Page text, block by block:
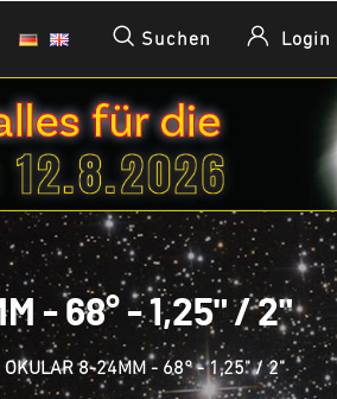
Suchen Login
- 68° - 1,25" / 2"
OKULAR 8-24MM - 68° - 1,25" / 2"